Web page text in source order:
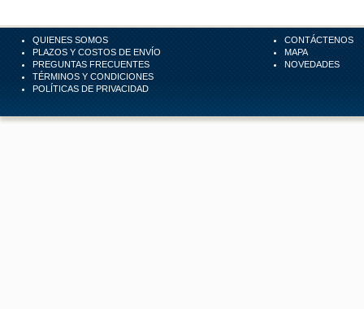
QUIENES SOMOS
PLAZOS Y COSTOS DE ENVÍO
PREGUNTAS FRECUENTES
TÉRMINOS Y CONDICIONES
POLÍTICAS DE PRIVACIDAD
CONTÁCTENOS
MAPA
NOVEDADES